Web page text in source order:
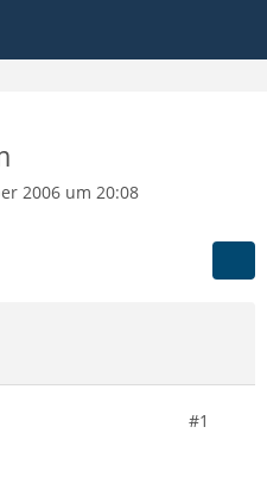
2006 um 20:08
#1